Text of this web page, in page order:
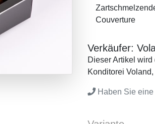
Couverture
Verkäufer:
Dieser Artikel
Konditorei
Haben Sie